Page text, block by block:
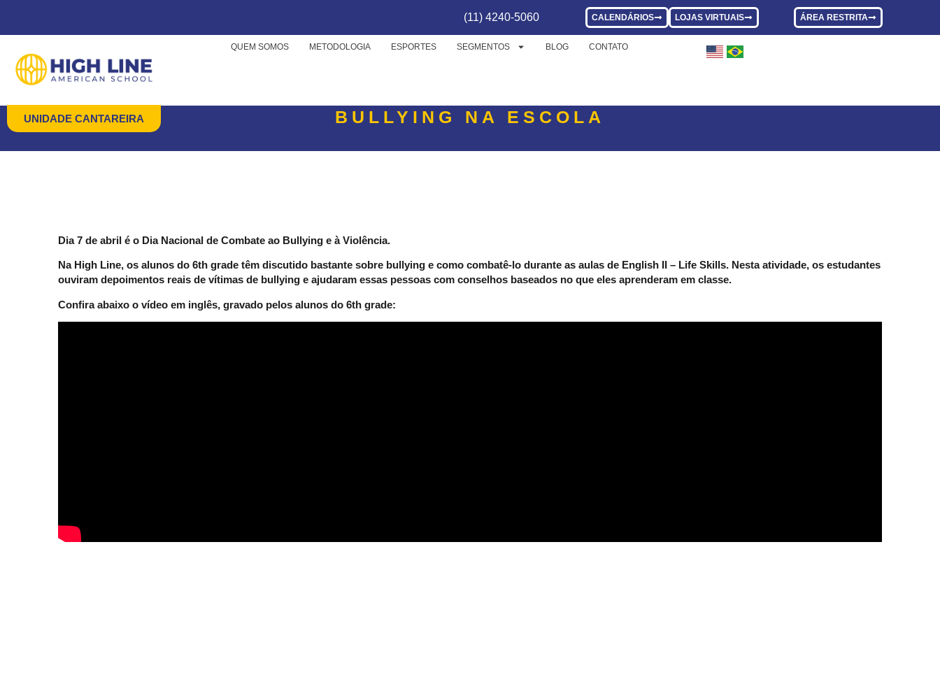
(11) 4240-5060 CALENDÁRIOS LOJAS VIRTUAIS ÁREA RESTRITA
QUEM SOMOS METODOLOGIA ESPORTES SEGMENTOS BLOG CONTATO
UNIDADE CANTAREIRA
BULLYING NA ESCOLA
Dia 7 de abril é o Dia Nacional de Combate ao Bullying e à Violência.
Na High Line, os alunos do 6th grade têm discutido bastante sobre bullying e como combatê-lo durante as aulas de English II – Life Skills. Nesta atividade, os estudantes
ouviram depoimentos reais de vítimas de bullying e ajudaram essas pessoas com conselhos baseados no que eles aprenderam em classe.
Confira abaixo o vídeo em inglês, gravado pelos alunos do 6th grade: